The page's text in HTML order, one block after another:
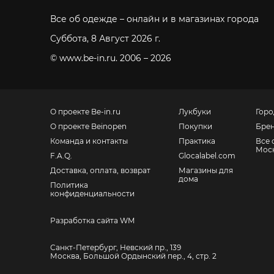
Все об одежде – онлайн и в магазинах города
Суббота, 8 Август 2026 г.
© www.be-in.ru. 2006 – 2026
О проекте Be-in.ru
О проекте Beinopen
Команда и контакты
F.A.Q.
Доставка, оплата, возврат
Политика
конфиденциальности
Лукбуки
Покупки
Практика
Glocalabel.com
Магазины для
дома
Все
Разработка сайта WM
Санкт-Петербург, Невский пр., 139
Москва, Большой Ордынский пер., 4, стр. 2